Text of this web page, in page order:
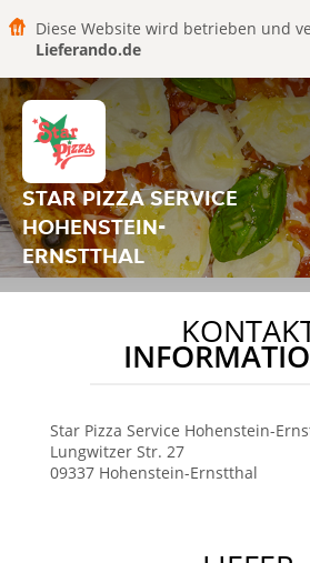
Diese Website wird betrieben und
Lieferando.de
STAR PIZZA SERVICE
HOHENSTEIN-
ERNSTTHAL
Star Pizza Service Hohenstein-
Lungwitzer Str. 27
09337 Hohenstein-Ernstthal